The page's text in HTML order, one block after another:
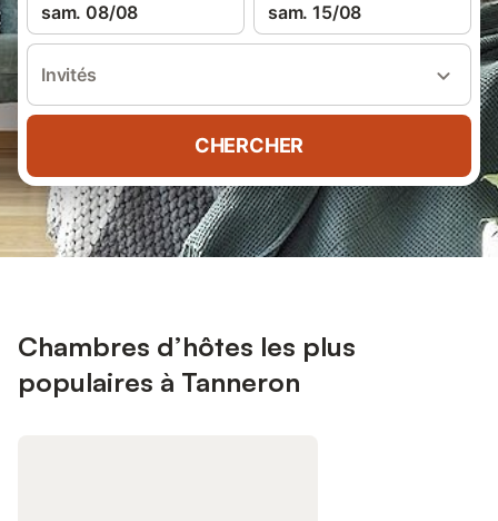
sam. 08/08 sam. 15/08
Invités
CHERCHER
Chambres d’hôtes les plus
populaires à Tanneron